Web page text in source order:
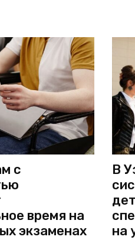
с
время на
экзаменах
В
на